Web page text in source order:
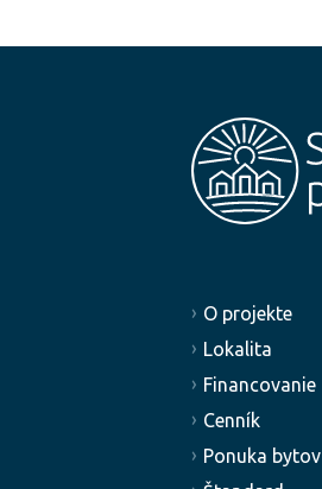
O projekte
Lokalita
Financovanie
Cenník
Ponuka bytov